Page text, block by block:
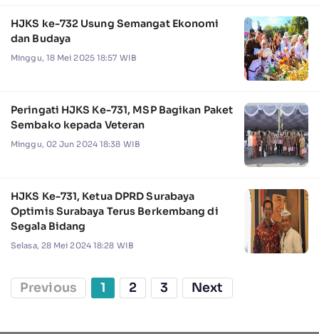
HJKS ke-732 Usung Semangat Ekonomi
dan Budaya
Minggu, 18 Mei 2025 18:57 WIB
Peringati HJKS Ke-731, MSP Bagikan Paket
Sembako kepada Veteran
Minggu, 02 Jun 2024 18:38 WIB
HJKS Ke-731, Ketua DPRD Surabaya
Optimis Surabaya Terus Berkembang di
Segala Bidang
Selasa, 28 Mei 2024 18:28 WIB
Previous 1 2 3 Next